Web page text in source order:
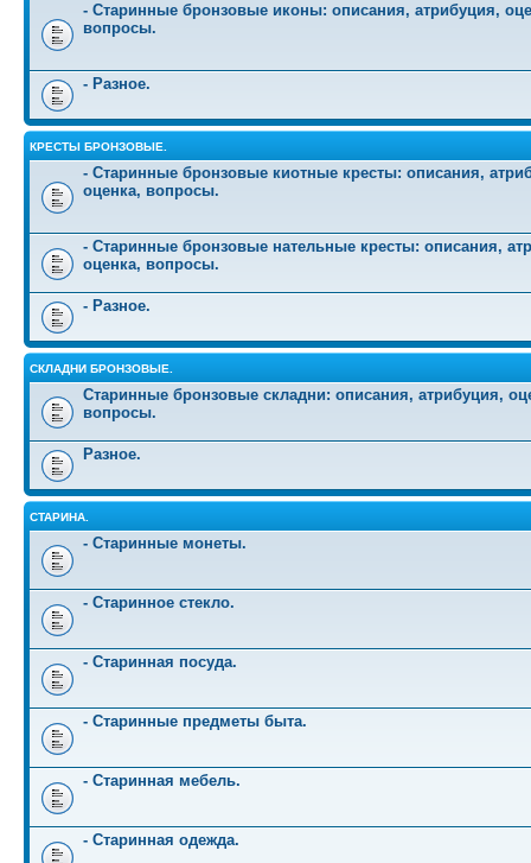
- Старинные бронзовые иконы: описания, атрибуция,
вопросы.
- Разное.
КРЕСТЫ БРОНЗОВЫЕ.
- Старинные бронзовые киотные кресты: описания,
оценка, вопросы.
- Старинные бронзовые нательные кресты: описания,
оценка, вопросы.
- Разное.
СКЛАДНИ БРОНЗОВЫЕ.
Старинные бронзовые складни: описания, атрибуция,
вопросы.
Разное.
СТАРИНА.
- Старинные монеты.
- Старинное стекло.
- Старинная посуда.
- Старинные предметы быта.
- Старинная мебель.
- Старинная одежда.